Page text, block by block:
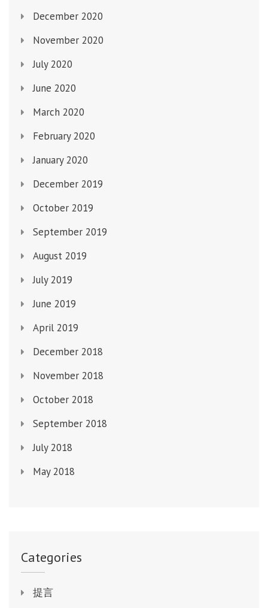
December 2020
November 2020
July 2020
June 2020
March 2020
February 2020
January 2020
December 2019
October 2019
September 2019
August 2019
July 2019
June 2019
April 2019
December 2018
November 2018
October 2018
September 2018
July 2018
May 2018
Categories
提言